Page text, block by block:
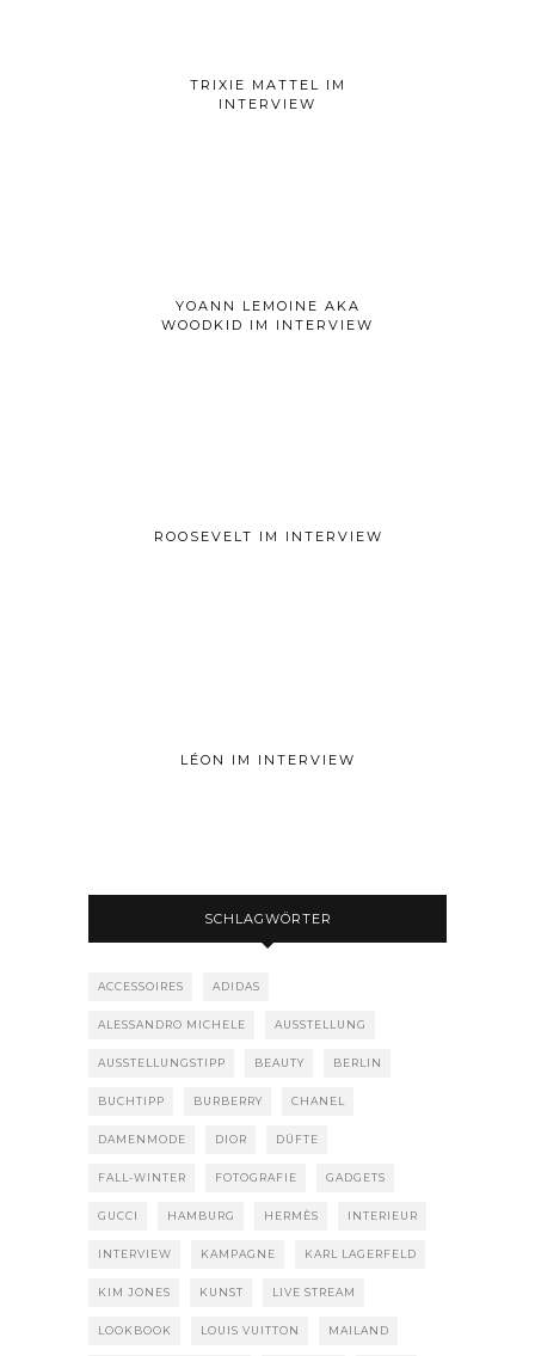
TRIXIE MATTEL IM
INTERVIEW
YOANN LEMOINE AKA
WOODKID IM INTERVIEW
ROOSEVELT IM INTERVIEW
LÉON IM INTERVIEW
SCHLAGWÖRTER
ACCESSOIRES ADIDAS
ALESSANDRO MICHELE AUSSTELLUNG
AUSSTELLUNGSTIPP BEAUTY BERLIN
BUCHTIPP BURBERRY CHANEL
DAMENMODE DIOR DÜFTE
FALL-WINTER FOTOGRAFIE GADGETS
GUCCI HAMBURG HERMÈS INTERIEUR
INTERVIEW KAMPAGNE KARL LAGERFELD
KIM JONES KUNST LIVE STREAM
LOOKBOOK LOUIS VUITTON MAILAND